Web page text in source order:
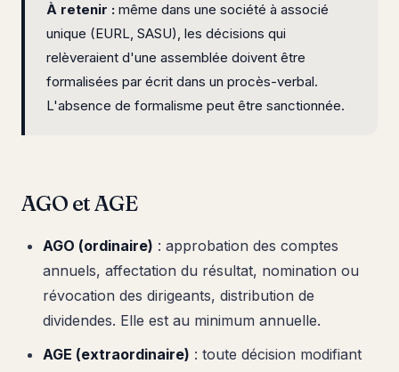
À retenir : même dans une société à associé
unique (EURL, SASU), les décisions qui
relèveraient d'une assemblée doivent être
formalisées par écrit dans un procès-verbal.
L'absence de formalisme peut être sanctionnée.
AGO et AGE
AGO (ordinaire) : approbation des comptes
annuels, affectation du résultat, nomination ou
révocation des dirigeants, distribution de
dividendes. Elle est au minimum annuelle.
AGE (extraordinaire) : toute décision modifiant